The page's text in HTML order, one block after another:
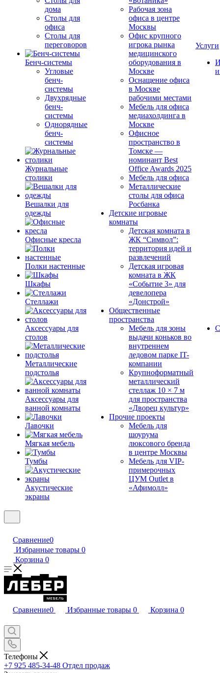
дома
Столы для
офиса
Столы для
переговоров
Бенч-системы
Угловые
бенч-
системы
Двухрядные
бенч-
системы
Однорядные
бенч-
системы
Журнальные
столики
Вешалки для
одежды
Офисные кресла
Полки настенные
Шкафы
Стеллажи
Аксессуары для
столов
Металлические
подстолья
Аксессуары для
ванной комнаты
Лавочки
Мягкая мебель
Тумбы
Акустические
экраны
Рабочая зона
офиса в центре
Москвы
Офис крупного
игрока рынка
медицинского
оборудования в
Москве
Оснащение офиса
в Москве
рабочими местами
Мебель для офиса
медиахолдинга в
Москве
Офисное
пространство в
Томске —
номинант Best
Office Awards 2025
Мебель для офиса
Металлические
столы для офиса
Росбанка
Детские игровые
комнаты
Детская комната в
ЖК “Символ”:
территория идей и
развлечений
Детская игровая
комната в ЖК
«Событие 3» для
девелопера
«Донстрой»
Общественные
пространства
Мебель для зоны
выдачи коньков во
внутреннем
ледовом парке IT-
компании
Крупноформатный
металлический
стеллаж 10 × 7 м
для пространства
«Дворец культур»
Прочие проекты
Мебель для
шоурума
люксового бренда
в центре Москвы
Мебель для VIP-
примерочных
ЦУМ Outlet в
«Афимолл»
Услуги
Сравнение0
Избранные товары 0
Корзина 0
Сравнение0 Избранные товары 0 Корзина 0
Телефоны
+7 925 485-34-48 Отдел продаж